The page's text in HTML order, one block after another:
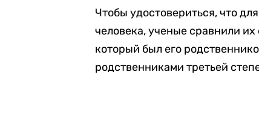
Чтобы удостовериться, что
человека, ученые сравнили
который был его
родственниками третьей